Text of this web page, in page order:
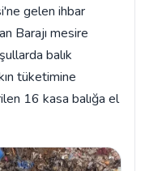
gelen ihbar
Barajı mesire
balık
tüketimine
16 kasa balığa el